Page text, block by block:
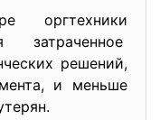
оргтехники
затраченное
решений,
и меньше